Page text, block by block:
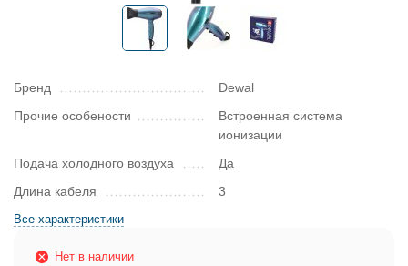
Бренд
Dewal
Прочие особености
Встроенная система
ионизации
Подача холодного воздуха
Да
Длина кабеля
3
Все характеристики
Нет в наличии